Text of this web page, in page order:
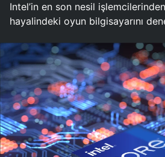
Intel’in en son nesil
hayalindeki oyun bilgisayarını